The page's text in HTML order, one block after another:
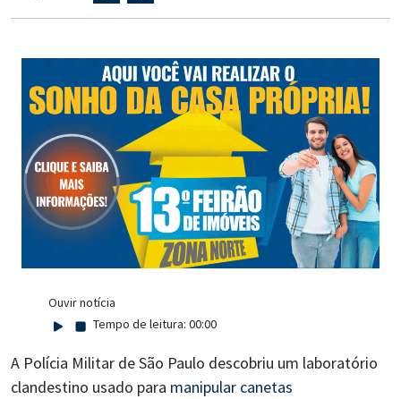
Ouvir notícia
Tempo de leitura: 00:00
A Polícia Militar de São Paulo descobriu um laboratório
clandestino usado para manipular canetas